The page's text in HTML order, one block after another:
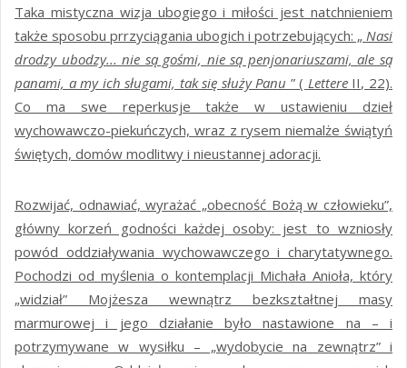
Taka mistyczna wizja ubogiego i miłości jest natchnieniem
także sposobu prrzyciągania ubogich i potrzebujących: „ Nasi
drodzy ubodzy... nie są gośmi, nie są penjonariuszami, ale są
panami, a my ich sługami, tak się służy Panu ” ( Lettere II, 22).
Co ma swe reperkusje także w ustawieniu dzieł
wychowawczo-piekuńczych, wraz z rysem niemalże świątyń
świętych, domów modlitwy i nieustannej adoracji.
Rozwijać, odnawiać, wyrażać „obecność Bożą w człowieku”,
główny korzeń godności każdej osoby: jest to wzniosły
powód oddziaływania wychowawczego i charytatywnego.
Pochodzi od myślenia o kontemplacji Michała Anioła, który
„widział” Mojżesza wewnątrz bezkształtnej masy
marmurowej i jego działanie było nastawione na – i
potrzymywane w wysiłku – „wydobycie na zewnątrz” i